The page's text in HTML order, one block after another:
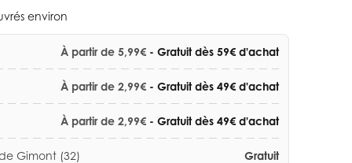
environ
À partir de 5,99€ - Gratuit dès 59€ d'achat
À partir de 2,99€ - Gratuit dès 49€ d'achat
À partir de 2,99€ - Gratuit dès 49€ d'achat
Gimont (32) Gratuit